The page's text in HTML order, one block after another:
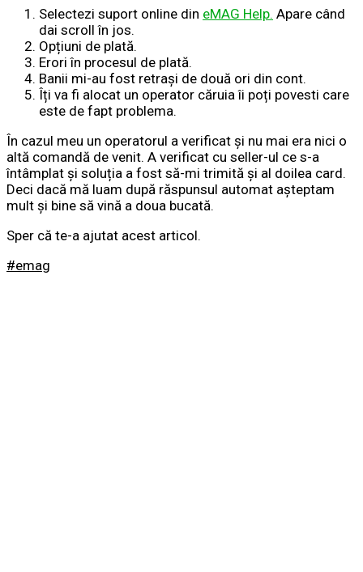
Selectezi suport online din eMAG Help. Apare când
dai scroll în jos.
Opțiuni de plată.
Erori în procesul de plată.
Banii mi-au fost retrași de două ori din cont.
Îți va fi alocat un operator căruia îi poți povesti care
este de fapt problema.
În cazul meu un operatorul a verificat și nu mai era nici o
altă comandă de venit. A verificat cu seller-ul ce s-a
întâmplat și soluția a fost să-mi trimită și al doilea card.
Deci dacă mă luam după răspunsul automat așteptam
mult și bine să vină a doua bucată.
Sper că te-a ajutat acest articol.
#emag